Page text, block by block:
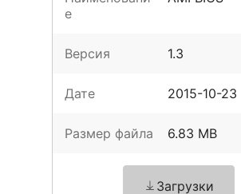
е
Версия 1.3
Дате 2015-10-23
Размер файла 6.83 MB
Загрузки